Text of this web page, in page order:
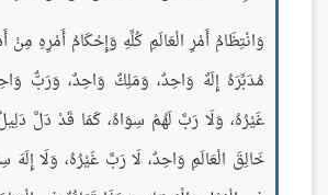
وَانْتِظَامُ أَمْرِ الْعَالَمِ كُلِّهِ وَإِحْكَامُ أَمْرِهِ
مُدَبِّرَهُ إِلَهٌ وَاحِدٌ، وَمَلِكٌ وَاحِدٌ، وَرَبٌّ
غَيْرُهُ، وَلَا رَبَّ لَهُمْ سِوَاهُ، كَمَا قَدْ دَلَّ
خَالِقَ الْعَالَمِ وَاحِدٌ، لَا رَبَّ غَيْرُهُ، وَلَا إِلَهَ